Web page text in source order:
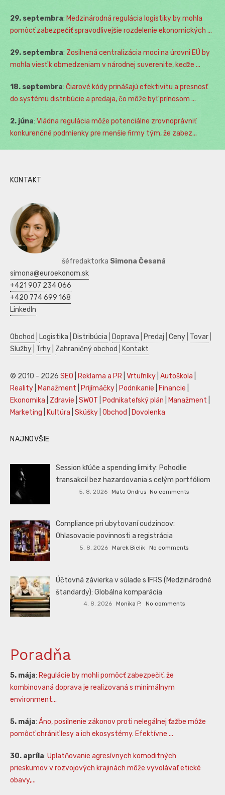
29. septembra: Medzinárodná regulácia logistiky by mohla
pomôcť zabezpečiť spravodlivejšie rozdelenie ekonomických ...
29. septembra: Zosilnená centralizácia moci na úrovni EÚ by
mohla viesť k obmedzeniam v národnej suverenite, keďže ...
18. septembra: Čiarové kódy prinášajú efektivitu a presnosť
do systému distribúcie a predaja, čo môže byť prínosom ...
2. júna: Vládna regulácia môže potenciálne zrovnoprávniť
konkurenčné podmienky pre menšie firmy tým, že zabez...
KONTAKT
šéfredaktorka Simona Česaná
simona@euroekonom.sk
+421 907 234 066
+420 774 699 168
LinkedIn
Obchod Logistika Distribúcia Doprava Predaj Ceny Tovar
Služby Trhy Zahraničný obchod Kontakt
© 2010 - 2026 SEO Reklama a PR Vrtuľníky Autoškola
Reality
Manažment Prijímáčky Podnikanie Financie
Ekonomika
Zdravie SWOT Podnikateľský plán Manažment
Marketing
Kultúra Skúšky Obchod Dovolenka
NAJNOVŠIE
Session kľúče a spending limity: Pohodlie
transakcií bez hazardovania s celým portfóliom
5. 8. 2026 Mato Ondrus No comments
Compliance pri ubytovaní cudzincov:
Ohlasovacie povinnosti a registrácia
5. 8. 2026 Marek Bielik No comments
Účtovná závierka v súlade s IFRS (Medzinárodné
štandardy): Globálna komparácia
4. 8. 2026 Monika P. No comments
Poradňa
5. mája: Regulácie by mohli pomôcť zabezpečiť, že
kombinovaná doprava je realizovaná s minimálnym
environment...
5. mája: Áno, posilnenie zákonov proti nelegálnej ťažbe môže
pomôcť chrániť lesy a ich ekosystémy. Efektívne ...
30. apríla: Uplatňovanie agresívnych komoditných
prieskumov v rozvojových krajinách môže vyvolávať etické
obavy,...